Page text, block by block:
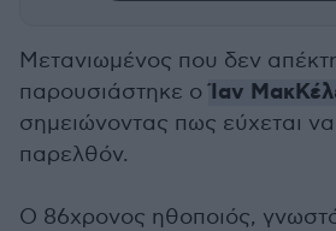
Μετανιωμένος που δεν
παρουσιάστηκε οΊαν
σημειώνοντας πως εύχεται να
παρελθόν.
Ο 86χρονος ηθοποιός,